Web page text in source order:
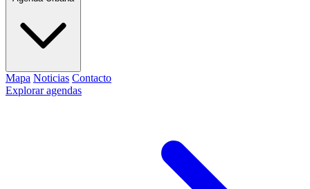
Mapa Noticias Contacto
Explorar agendas